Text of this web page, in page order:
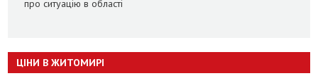
про ситуацію в області
ЦІНИ В ЖИТОМИРІ